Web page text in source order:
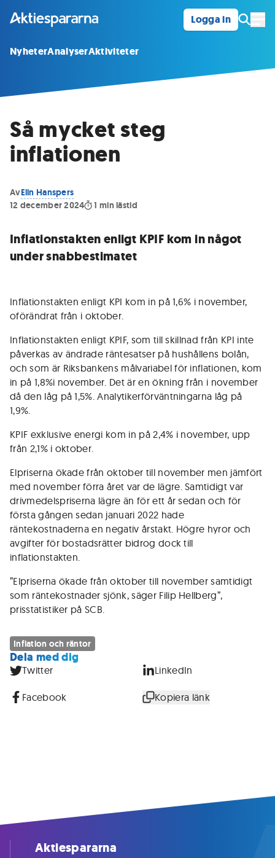
Logga in
NyheterAnalyserAktiviteter
Så mycket steg
inflationen
AvElin Hanspers
12 december 2024
1 min lästid
Inflationstakten enligt KPIF kom in något
under snabbestimatet
Inflationstakten enligt KPI kom in på 1,6% i november,
oförändrat från i oktober.
Inflationstakten enligt KPIF, som till skillnad från KPI inte
påverkas av ändrade räntesatser på hushållens bolån,
och som är Riksbankens målvariabel för inflationen, kom
in på 1,8%i november. Det är en ökning från i november
då den låg på 1,5%. Analytikerförväntningarna låg på
1,9%.
KPIF exklusive energi kom in på 2,4% i november, upp
från 2,1% i oktober.
Elpriserna ökade från oktober till november men jämfört
med november förra året var de lägre. Samtidigt var
drivmedelspriserna lägre än för ett år sedan och för
första gången sedan januari 2022 hade
räntekostnaderna en negativ årstakt. Högre hyror och
avgifter för bostadsrätter bidrog dock till
inflationstakten.
”Elpriserna ökade från oktober till november samtidigt
som räntekostnader sjönk, säger Filip Hellberg”,
prisstatistiker på SCB.
Inflation och räntor
Dela med dig
Twitter LinkedIn
Facebook Kopiera länk
Aktiespararna